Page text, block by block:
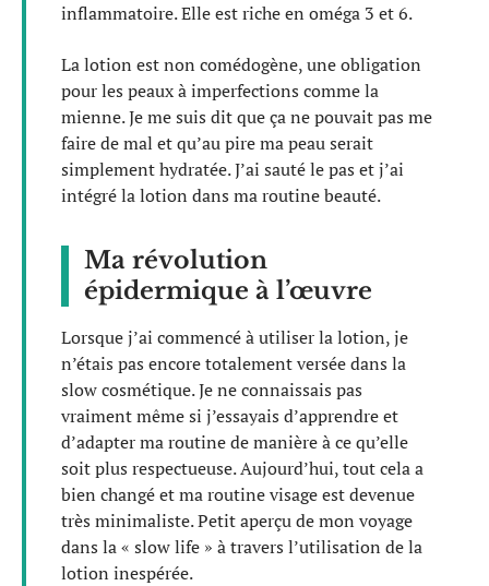
inflammatoire. Elle est riche en oméga 3 et 6.
La lotion est non comédogène, une obligation
pour les peaux à imperfections comme la
mienne. Je me suis dit que ça ne pouvait pas me
faire de mal et qu’au pire ma peau serait
simplement hydratée. J’ai sauté le pas et j’ai
intégré la lotion dans ma routine beauté.
Ma révolution
épidermique à l’œuvre
Lorsque j’ai commencé à utiliser la lotion, je
n’étais pas encore totalement versée dans la
slow cosmétique. Je ne connaissais pas
vraiment même si j’essayais d’apprendre et
d’adapter ma routine de manière à ce qu’elle
soit plus respectueuse. Aujourd’hui, tout cela a
bien changé et ma routine visage est devenue
très minimaliste. Petit aperçu de mon voyage
dans la « slow life » à travers l’utilisation de la
lotion inespérée.